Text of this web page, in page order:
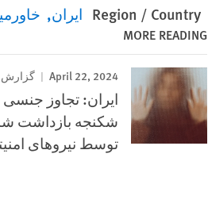
Region / Country ایران
MORE READING
April 22, 2024 گزارش
ایران: تجاوز جنسی
شکنجه بازداشت
توسط نیروهای